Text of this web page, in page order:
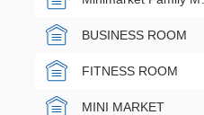
BUSINESS ROOM
FITNESS ROOM
MINI MARKET